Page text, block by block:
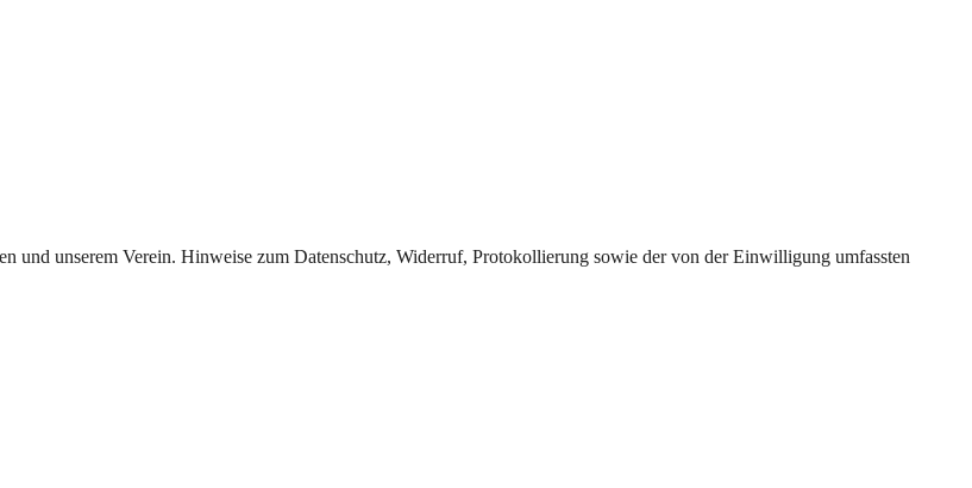
und unserem Verein. Hinweise zum Datenschutz, Widerruf, Protokollierung sowie der von der Einwilligung umfassten